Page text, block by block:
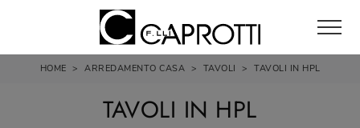
HOME > ARREDAMENTO CASA > TAVOLI > TAVOLI IN HPL
TAVOLI IN HPL